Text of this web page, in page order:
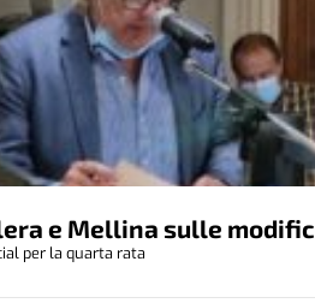
e Mellina sulle
per la quarta rata